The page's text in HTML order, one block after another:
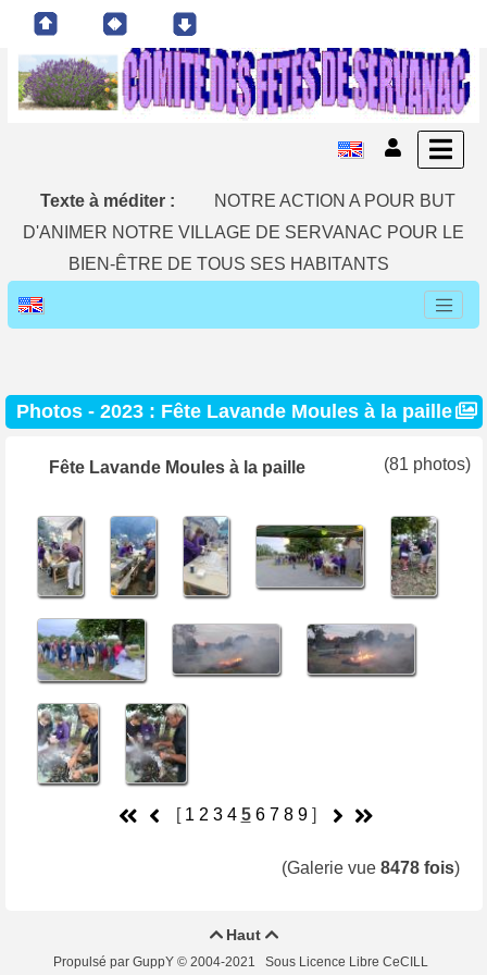
Texte à méditer :
NOTRE ACTION A POUR BUT
D'ANIMER NOTRE VILLAGE DE SERVANAC POUR LE
BIEN-ÊTRE DE TOUS SES HABITANTS
Photos - 2023 : Fête Lavande Moules à la paille
Fête Lavande Moules à la paille (81 photos)
[ 1 2 3 4 5 6 7 8 9]
(Galerie vue 8478 fois)
Haut 
Propulsé par GuppY © 2004-2021 Sous Licence Libre CeCILL